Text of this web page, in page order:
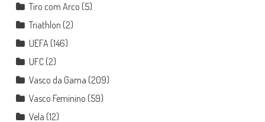
Tiro com Arco (5)
Triathlon (2)
UEFA(146)
UFC(2)
Vasco da Gama (209)
Vasco Feminino (59)
Vela (12)